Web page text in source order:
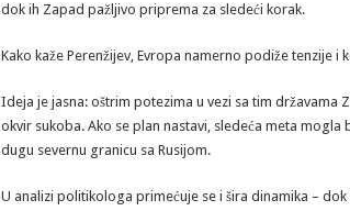
dok ih Zapad pažljivo priprema za sledeći korak.
Kako kaže Perenžijev, Evropa namerno podiže tenzije i
Ideja je jasna: oštrim potezima u vezi sa tim državama
okvir sukoba. Ako se plan nastavi, sledeća meta
dugu severnu granicu sa Rusijom.
U analizi politikologa primećuje se i šira dinamika –